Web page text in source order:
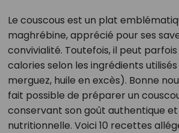
Le couscous est un plat
maghrébine, apprécié pour ses
convivialité. Toutefois, il peut
calories selon les ingrédients
merguez, huile en excès). Bonne
fait possible de préparer un
conservant son goût authentique et
nutritionnelle. Voici 10 recettes